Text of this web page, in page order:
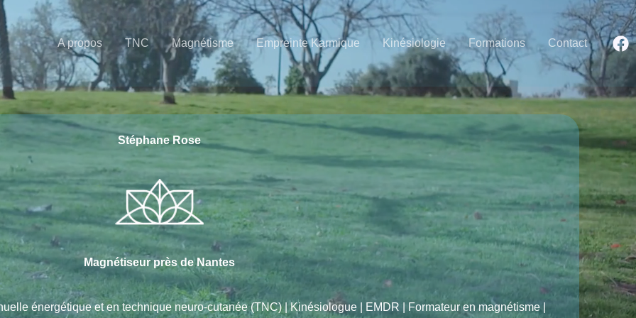
A propos TNC Magnétisme Empreinte Karmique Kinésiologie Formations Contact
Stéphane Rose
Magnétiseur près de Nantes
énergétique et en technique neuro-cutanée (TNC) | Kinésiologue | EMDR | Formateur en magnétisme |